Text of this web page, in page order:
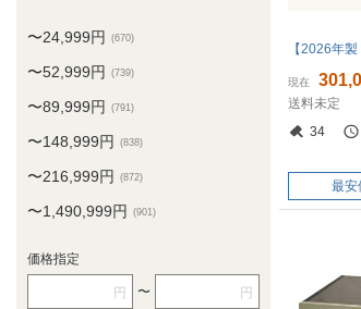
〜24,999円 (670)
〜52,999円 (739)
〜89,999円 (791)
〜148,999円 (838)
〜216,999円 (872)
〜1,490,999円 (901)
価格指定
円 〜 円
現在
送料未定
34
最安